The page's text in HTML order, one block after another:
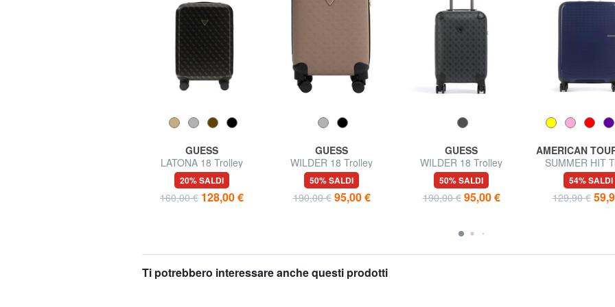
GUESS
LATONA 18 Trolley
bagaglio a mano, rigido
20% SALDI
160,00 € 128,00 €
GUESS
WILDER 18 Trolley
Bagaglio a Mano
50% SALDI
190,00 € 95,00 €
GUESS
WILDER 18 Trolley
bagaglio a mano
50% SALDI
190,00 € 95,00 €
AMERICAN
SUMMER HIT
Bagaglio a
54% SALDI
129,90 €
Ti potrebbero interessare anche questi prodotti